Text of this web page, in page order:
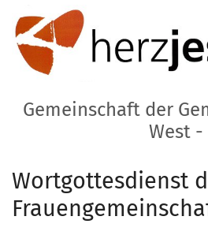
Zum Inhalt springen
Gemeinschaft der
West -
Wortgottesdienst